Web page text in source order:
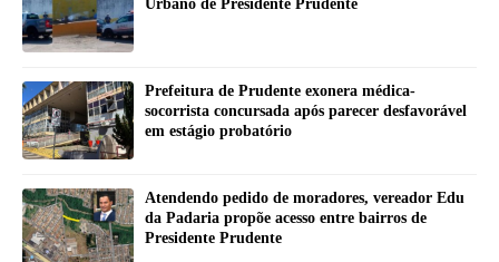
Urbano de Presidente Prudente
Prefeitura de Prudente exonera médica-
socorrista concursada após parecer desfavorável
em estágio probatório
Atendendo pedido de moradores, vereador Edu
da Padaria propõe acesso entre bairros de
Presidente Prudente